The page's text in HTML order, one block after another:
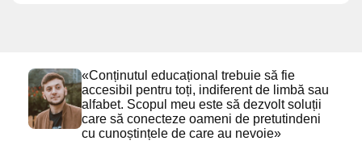
«Conținutul educațional trebuie să fie
accesibil pentru toți, indiferent de limbă sau
alfabet. Scopul meu este să dezvolt soluții
care să conecteze oameni de pretutindeni
cu cunoștințele de care au nevoie»